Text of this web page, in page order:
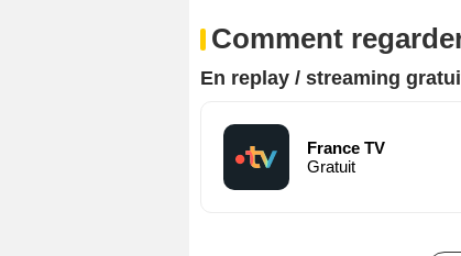
Comment
En replay / streaming
France TV
Gratuit